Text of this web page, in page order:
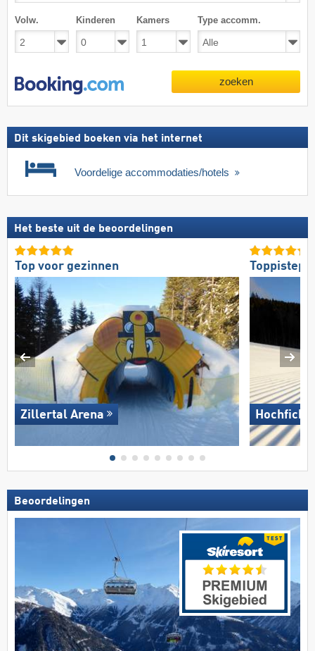
Volw. Kinderen Kamers Type accomm.
zoeken
Dit skigebied boeken via het internet
Voordelige accommodaties/hotels
Het beste uit de beoordelingen
Top voor gezinnen
Zillertal Arena Hochficht
Beoordelingen